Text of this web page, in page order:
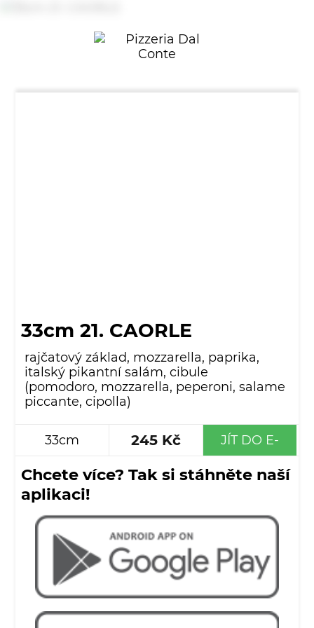
33cm 21. CAORLE
rajčatový základ, mozzarella, paprika,
italský pikantní salám, cibule
(pomodoro, mozzarella, peperoni, salame
piccante, cipolla)
33cm 245 Kč JÍT DO E-
SHOPU
Chcete více? Tak si stáhněte naší
aplikaci!